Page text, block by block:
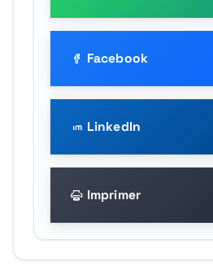
Facebook
LinkedIn
Imprimer